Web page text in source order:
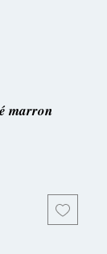
marron